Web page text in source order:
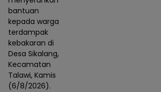
bantuan
kepada warga
terdampak
kebakaran di
Desa Sikalang,
Kecamatan
Talawi, Kamis
(6/8/2026).